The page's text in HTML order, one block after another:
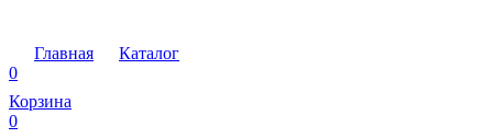
Главная
Каталог
0
Корзина
0